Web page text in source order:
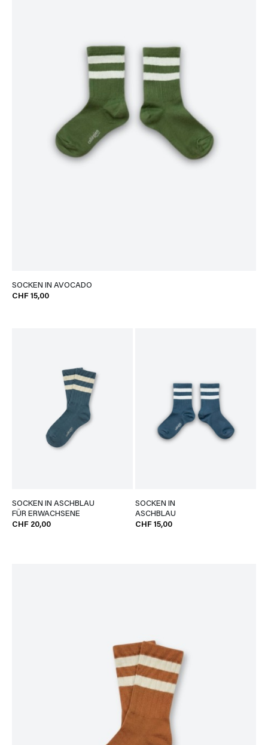
SOCKEN IN AVOCADO
CHF 15,00
SOCKEN IN ASCHBLAU
FÜR ERWACHSENE
CHF 20,00
SOCKEN IN
ASCHBLAU
CHF 15,00